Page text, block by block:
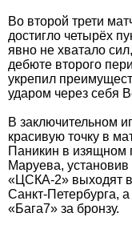
Во второй трети
достигло четырёх
явно не хватало
дебюте второго
укрепил
ударом через себя
В заключительном
красивую точку в
Паникин в изящном
Маруева,
«ЦСКА-2» выходят
Санкт-Петербурга,
«Бага7» за бронзу.